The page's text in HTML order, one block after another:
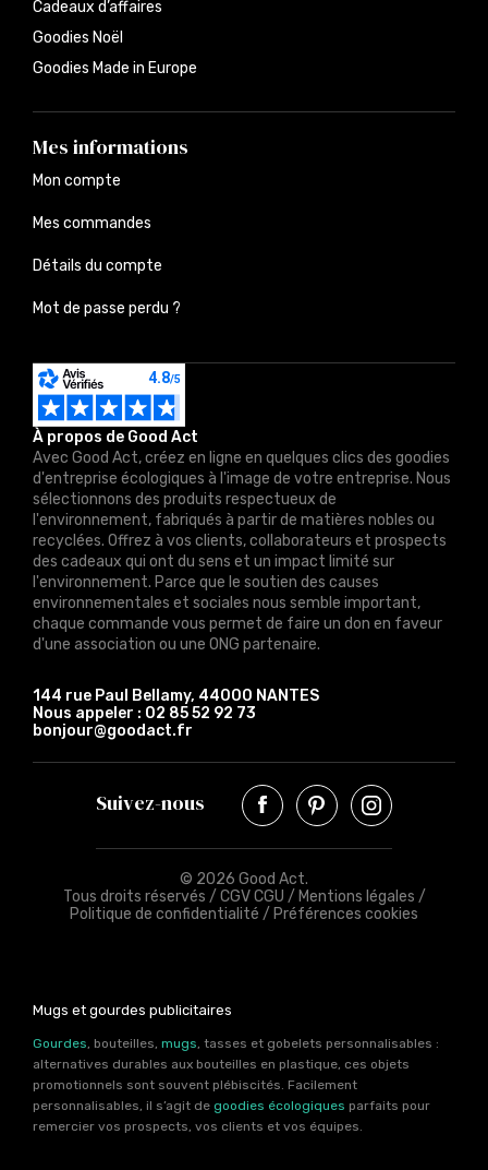
À propos de Good Act
Avec Good Act, créez en ligne en quelques clics des goodies
d'entreprise écologiques à l'image de votre entreprise. Nous
sélectionnons des produits respectueux de
l'environnement, fabriqués à partir de matières nobles ou
recyclées. Offrez à vos clients, collaborateurs et prospects
des cadeaux qui ont du sens et un impact limité sur
l'environnement. Parce que le soutien des causes
environnementales et sociales nous semble important,
chaque commande vous permet de faire un don en faveur
d'une association ou une ONG partenaire.
144 rue Paul Bellamy, 44000 NANTES
Nous appeler : 02 85 52 92 73
bonjour@goodact.fr
Cadeaux d’affaires
Goodies Noël
Goodies Made in Europe
Mes informations
Mon compte
Mes commandes
Détails du compte
Mot de passe perdu ?
Suivez-nous
© 2026 Good Act.
Tous droits réservés / CGV CGU / Mentions légales /
Politique de confidentialité / Préférences cookies
Mugs et gourdes publicitaires
Gourdes , bouteilles, mugs , tasses et gobelets personnalisables :
alternatives durables aux bouteilles en plastique, ces objets
promotionnels sont souvent plébiscités. Facilement
personnalisables, il s’agit de goodies écologiques parfaits pour
remercier vos prospects, vos clients et vos équipes.